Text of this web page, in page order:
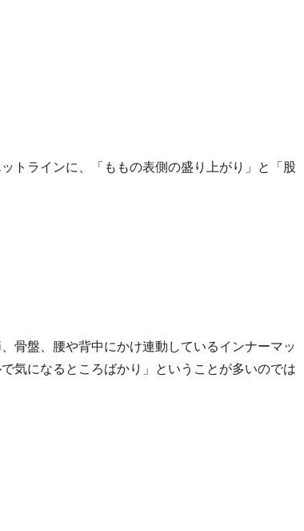
トラインに、「ももの表側の盛り上がり」と「股
骨盤、腰や背中にかけ連動しているインナーマッ
気になるところばかり」ということが多いのでは